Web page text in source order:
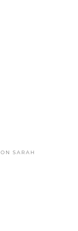
SARAH